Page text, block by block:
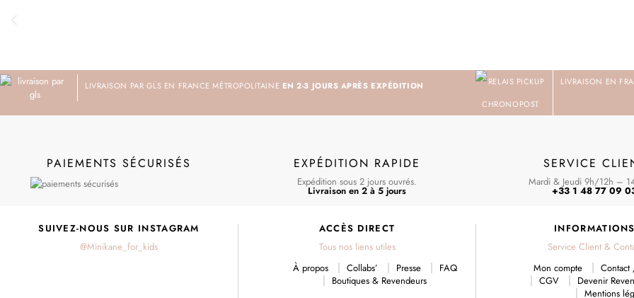
LIVRAISON PAR GLS EN FRANCE MÉTROPOLITAINE EN 2-3 JOURS APRÈS EXPÉDITION LIVRAISON EN
PAIEMENTS SÉCURISÉS EXPÉDITION RAPIDE
Expédition sous 2 jours ouvrés.
Livraison en 2 à 5 jours
SERVICE
Mardi & Jeudi 9h/12h –
+33 1 48 77 09
SUIVEZ-NOUS SUR INSTAGRAM
@Minikane_for_kids
ACCÈS DIRECT
Tous nos liens utiles
À propos
Collabs’ Presse
FAQ
Boutiques & Revendeurs
INFORMATIONS
Service Client &
Mon compte
CGV
Devenir
Mentions